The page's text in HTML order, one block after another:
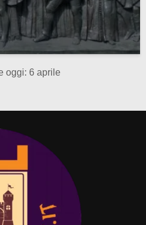
oggi: 6 aprile